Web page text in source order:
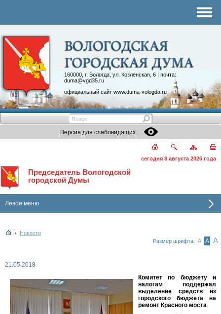
160000, г. Вологда, ул. Козленская, 6 | почта:
duma@vgd35.ru
официальный сайт www.duma-vologda.ru
Контакты
Депутатские объединения
Версия для слабовидящих
сегодня 8 августа 2026 года
Председатель Вологодской
городской Думы
Левое меню
Новости
Размер шрифта: А А А
21.05.2018
Комитет по бюджету и
налогам поддержал
выделение средств из
городского бюджета на
ремонт Красного моста